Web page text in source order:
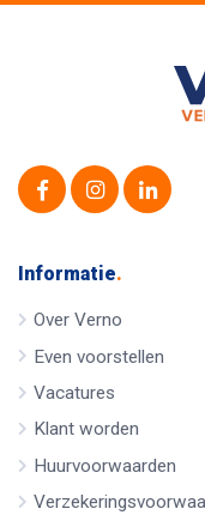
Informatie.
Over Verno
Even voorstellen
Vacatures
Klant worden
Huurvoorwaarden